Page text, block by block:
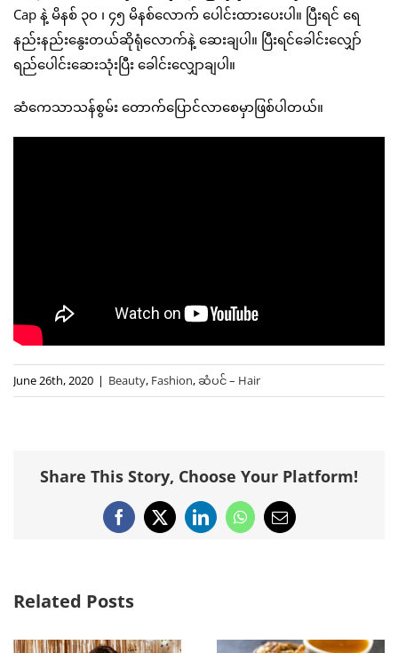
Cap နဲ့ မိနစ် ၃၀ ၊ ၄၅ မိနစ်လောက် ပေါင်းထားပေးပါ။ ပြီးရင် ရေ
နည်းနည်းနွေးတယ်ဆိုရုံလောက်နဲ့ ဆေးချပါ။ ပြီးရင်ခေါင်းလျှော်
ရည်ပေါင်းဆေးသုံးပြီး ခေါင်းလျှောချပါ။
ဆံကေသာသန်စွမ်း တောက်ပြောင်လာစေမှာဖြစ်ပါတယ်။
June 26th, 2020 | Beauty, Fashion,ဆံပင် – Hair
Share This Story, Choose Your Platform!
Facebook
X LinkedInWhatsApp
Email
Related Posts